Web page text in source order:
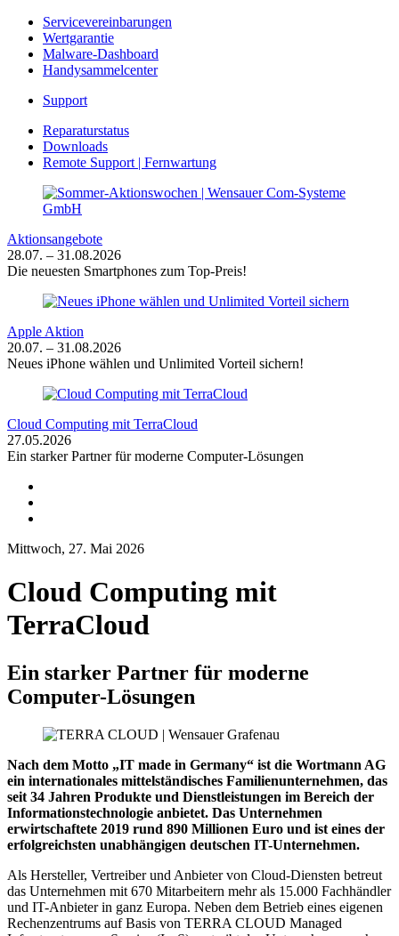
Servicevereinbarungen
Wertgarantie
Malware-Dashboard
Handysammelcenter
Support
Reparaturstatus
Downloads
Remote Support | Fernwartung
Aktionsangebote
28.07. – 31.08.2026
Die neuesten Smartphones zum Top-Preis!
Apple Aktion
20.07. – 31.08.2026
Neues iPhone wählen und Unlimited Vorteil sichern!
Cloud Computing mit TerraCloud
27.05.2026
Ein starker Partner für moderne Computer-Lösungen
Mittwoch, 27. Mai 2026
Cloud Computing mit
TerraCloud
Ein starker Partner für moderne
Computer-Lösungen
Nach dem Motto „IT made in Germany“ ist die Wortmann AG
ein internationales mittelständisches Familienunternehmen, das
seit 34 Jahren Produkte und Dienstleistungen im Bereich der
Informationstechnologie anbietet. Das Unternehmen
erwirtschaftete 2019 rund 890 Millionen Euro und ist eines der
erfolgreichsten unabhängigen deutschen IT-Unternehmen.
Als Hersteller, Vertreiber und Anbieter von Cloud-Diensten betreut
das Unternehmen mit 670 Mitarbeitern mehr als 15.000 Fachhändler
und IT-Anbieter in ganz Europa. Neben dem Betrieb eines eigenen
Rechenzentrums auf Basis von TERRA CLOUD Managed